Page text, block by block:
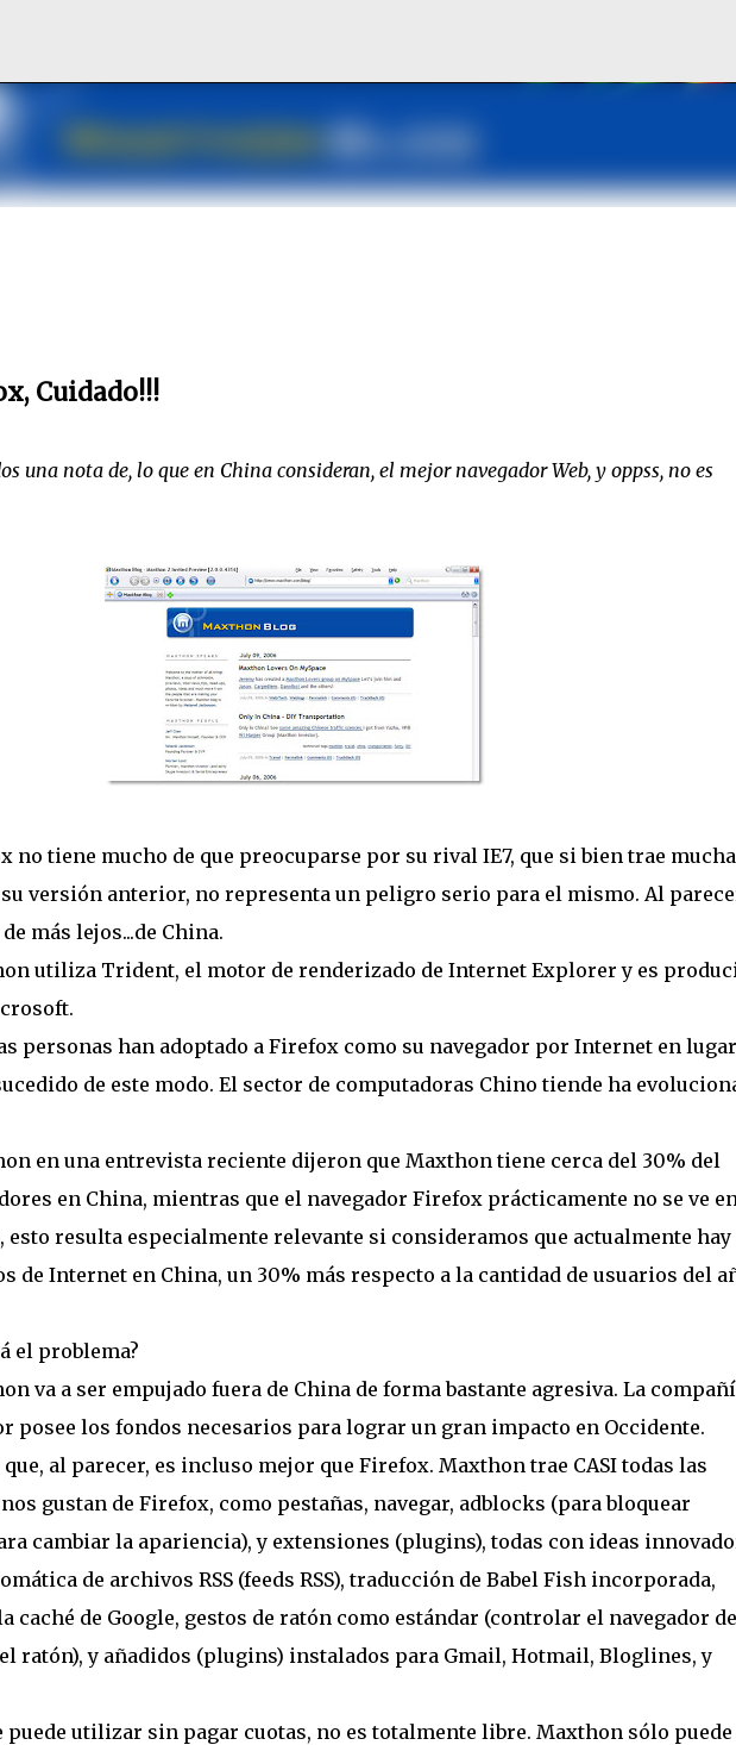
Cuidado!!!
una nota de, lo que en China consideran, el mejor navegador Web, y oppss, no es
no tiene mucho de que preocuparse por su rival IE7, que si bien trae
versión anterior, no representa un peligro serio para el mismo. Al
más lejos...de China.
utiliza Trident, el motor de renderizado de Internet Explorer y es
personas han adoptado a Firefox como su navegador por Internet en
de este modo. El sector de computadoras Chino tiende ha
en una entrevista reciente dijeron que Maxthon tiene cerca del 30% del
en China, mientras que el navegador Firefox prácticamente no se ve
esto resulta especialmente relevante si consideramos que actualmente hay
de Internet en China, un 30% más respecto a la cantidad de usuarios del
el problema?
va a ser empujado fuera de China de forma bastante agresiva. La
posee los fondos necesarios para lograr un gran impacto en Occidente.
al parecer, es incluso mejor que Firefox. Maxthon trae CASI todas las
gustan de Firefox, como pestañas, navegar, adblocks (para bloquear
cambiar la apariencia), y extensiones (plugins), todas con ideas
de archivos RSS (feeds RSS), traducción de Babel Fish incorporada,
caché de Google, gestos de ratón como estándar (controlar el navegador de
ratón), y añadidos (plugins) instalados para Gmail, Hotmail, Bloglines, y
puede utilizar sin pagar cuotas, no es totalmente libre. Maxthon sólo puede